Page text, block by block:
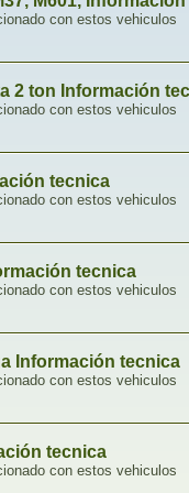
con estos vehiculos
2 ton Información
con estos vehiculos
tecnica
con estos vehiculos
tecnica
con estos vehiculos
Información tecnica
con estos vehiculos
tecnica
con estos vehiculos